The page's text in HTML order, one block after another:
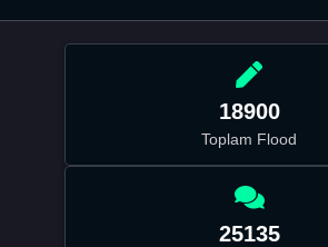
18900
Toplam Flood
25135